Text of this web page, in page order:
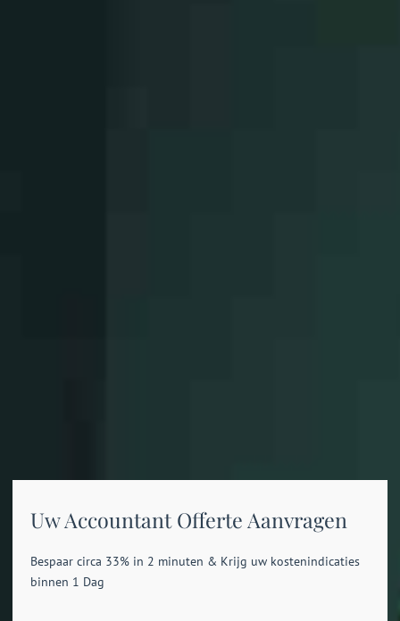
Uw Accountant Offerte Aanvragen
Bespaar circa 33% in 2 minuten & Krijg uw kostenindicaties
binnen 1 Dag